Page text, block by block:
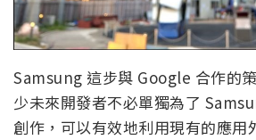
Samsung 這步與 Google 合作的
少未來開發者不必單獨為了
創作，可以有效地利用現有的應用